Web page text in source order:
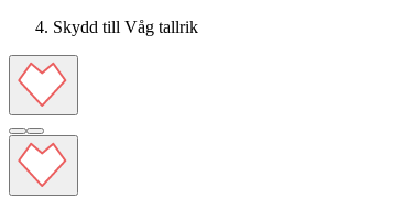
Skydd till Våg tallrik